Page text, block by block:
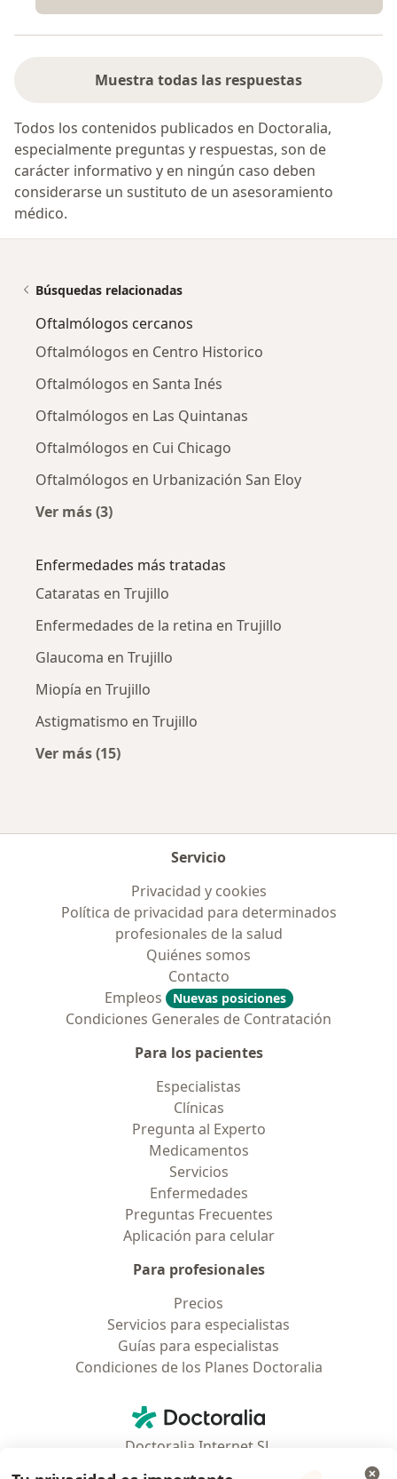
Muestra todas las respuestas
Todos los contenidos publicados en Doctoralia,
especialmente preguntas y respuestas, son de
carácter informativo y en ningún caso deben
considerarse un sustituto de un asesoramiento
médico.
Búsquedas relacionadas
Oftalmólogos cercanos
Oftalmólogos en Centro Historico
Oftalmólogos en Santa Inés
Oftalmólogos en Las Quintanas
Oftalmólogos en Cui Chicago
Oftalmólogos en Urbanización San Eloy
Ver más (3)
Enfermedades más tratadas
Cataratas en Trujillo
Enfermedades de la retina en Trujillo
Glaucoma en Trujillo
Miopía en Trujillo
Astigmatismo en Trujillo
Ver más (15)
Servicio
Privacidad y cookies
Política de privacidad para determinados
profesionales de la salud
Quiénes somos
Contacto
Empleos
Nuevas posiciones
Condiciones Generales de Contratación
Para los pacientes
Especialistas
Clínicas
Pregunta al Experto
Medicamentos
Servicios
Enfermedades
Preguntas Frecuentes
Aplicación para celular
Para profesionales
Precios
Servicios para especialistas
Guías para especialistas
Condiciones de los Planes Doctoralia
Doctoralia - Página de inicio
Doctoralia Internet SL